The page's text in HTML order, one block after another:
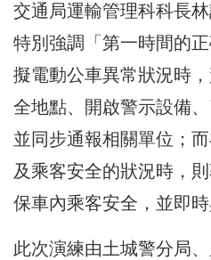
交通局運輸管理科科長
特別強調「第一時間的
擬電動公車異常狀況時
全地點、開啟警示設備
並同步通報相關單位；
及乘客安全的狀況時，
保車內乘客安全，並即時
此次演練由土城警分局